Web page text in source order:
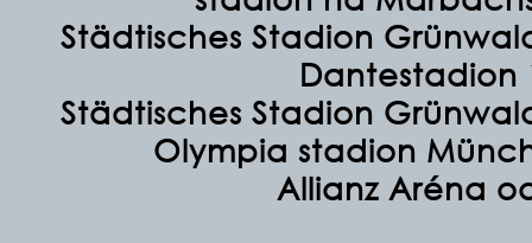
Städtisches Stadion
Dantestadion
Städtisches Stadion
Olympia stadion
Allianz Aréna